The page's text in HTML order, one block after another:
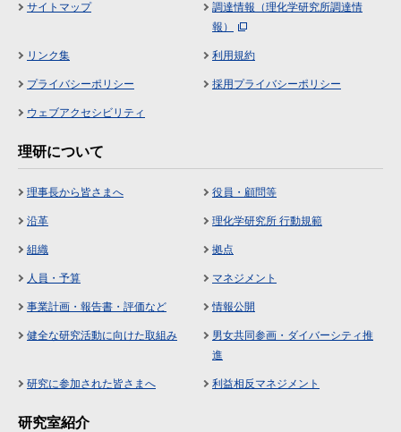
サイトマップ
調達情報（理化学研究所調達情
報）
リンク集 利用規約
プライバシーポリシー 採用プライバシーポリシー
ウェブアクセシビリティ
理研について
理事長から皆さまへ 役員・顧問等
沿革 理化学研究所 行動規範
組織 拠点
人員・予算 マネジメント
事業計画・報告書・評価など 情報公開
健全な研究活動に向けた取組み
男女共同参画・ダイバーシティ推
進
研究に参加された皆さまへ 利益相反マネジメント
研究室紹介